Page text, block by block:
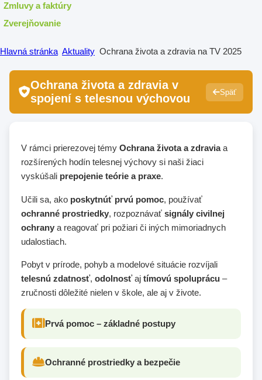
Zmluvy a faktúry
Zverejňovanie
Hlavná stránka Aktuality Ochrana života a zdravia na TV 2025
Ochrana života a zdravia v
spojení s telesnou výchovou
Späť
V rámci prierezovej témy Ochrana života a zdraviaa
rozšírených hodín telesnej výchovy si naši žiaci
vyskúšali prepojenie teórie a praxe.
Učili sa, ako poskytnúť prvú pomoc, používať
ochranné prostriedky, rozpoznávať signály civilnej
ochrany a reagovať pri požiari či iných mimoriadnych
udalostiach.
Pobyt v prírode, pohyb a modelové situácie rozvíjali
telesnú zdatnosť, odolnosťaj tímovú spoluprácu –
zručnosti dôležité nielen v škole, ale aj v živote.
Prvá pomoc – základné postupy
Ochranné prostriedky a bezpečie